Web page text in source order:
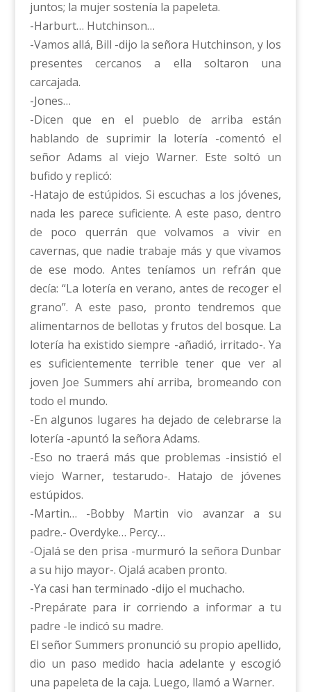
juntos; la mujer sostenía la papeleta.
-Harburt… Hutchinson…
-Vamos allá, Bill -dijo la señora Hutchinson, y los
presentes cercanos a ella soltaron una
carcajada.
-Jones…
-Dicen que en el pueblo de arriba están
hablando de suprimir la lotería -comentó el
señor Adams al viejo Warner. Este soltó un
bufido y replicó:
-Hatajo de estúpidos. Si escuchas a los jóvenes,
nada les parece suficiente. A este paso, dentro
de poco querrán que volvamos a vivir en
cavernas, que nadie trabaje más y que vivamos
de ese modo. Antes teníamos un refrán que
decía: “La lotería en verano, antes de recoger el
grano”. A este paso, pronto tendremos que
alimentarnos de bellotas y frutos del bosque. La
lotería ha existido siempre -añadió, irritado-. Ya
es suficientemente terrible tener que ver al
joven Joe Summers ahí arriba, bromeando con
todo el mundo.
-En algunos lugares ha dejado de celebrarse la
lotería -apuntó la señora Adams.
-Eso no traerá más que problemas -insistió el
viejo Warner, testarudo-. Hatajo de jóvenes
estúpidos.
-Martin… -Bobby Martin vio avanzar a su
padre.- Overdyke… Percy…
-Ojalá se den prisa -murmuró la señora Dunbar
a su hijo mayor-. Ojalá acaben pronto.
-Ya casi han terminado -dijo el muchacho.
-Prepárate para ir corriendo a informar a tu
padre -le indicó su madre.
El señor Summers pronunció su propio apellido,
dio un paso medido hacia adelante y escogió
una papeleta de la caja. Luego, llamó a Warner.